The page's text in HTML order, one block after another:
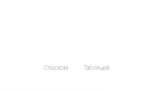
Таблицей
Списком